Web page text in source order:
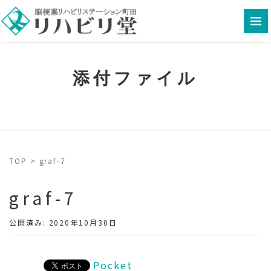
添付ファイル
TOP > graf-7
graf-7
公開済み: 2020年10月30日
Pocket